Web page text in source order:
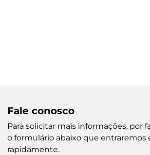
Fale conosco
Para solicitar mais informações, por
o formulário abaixo que entraremos
rapidamente.